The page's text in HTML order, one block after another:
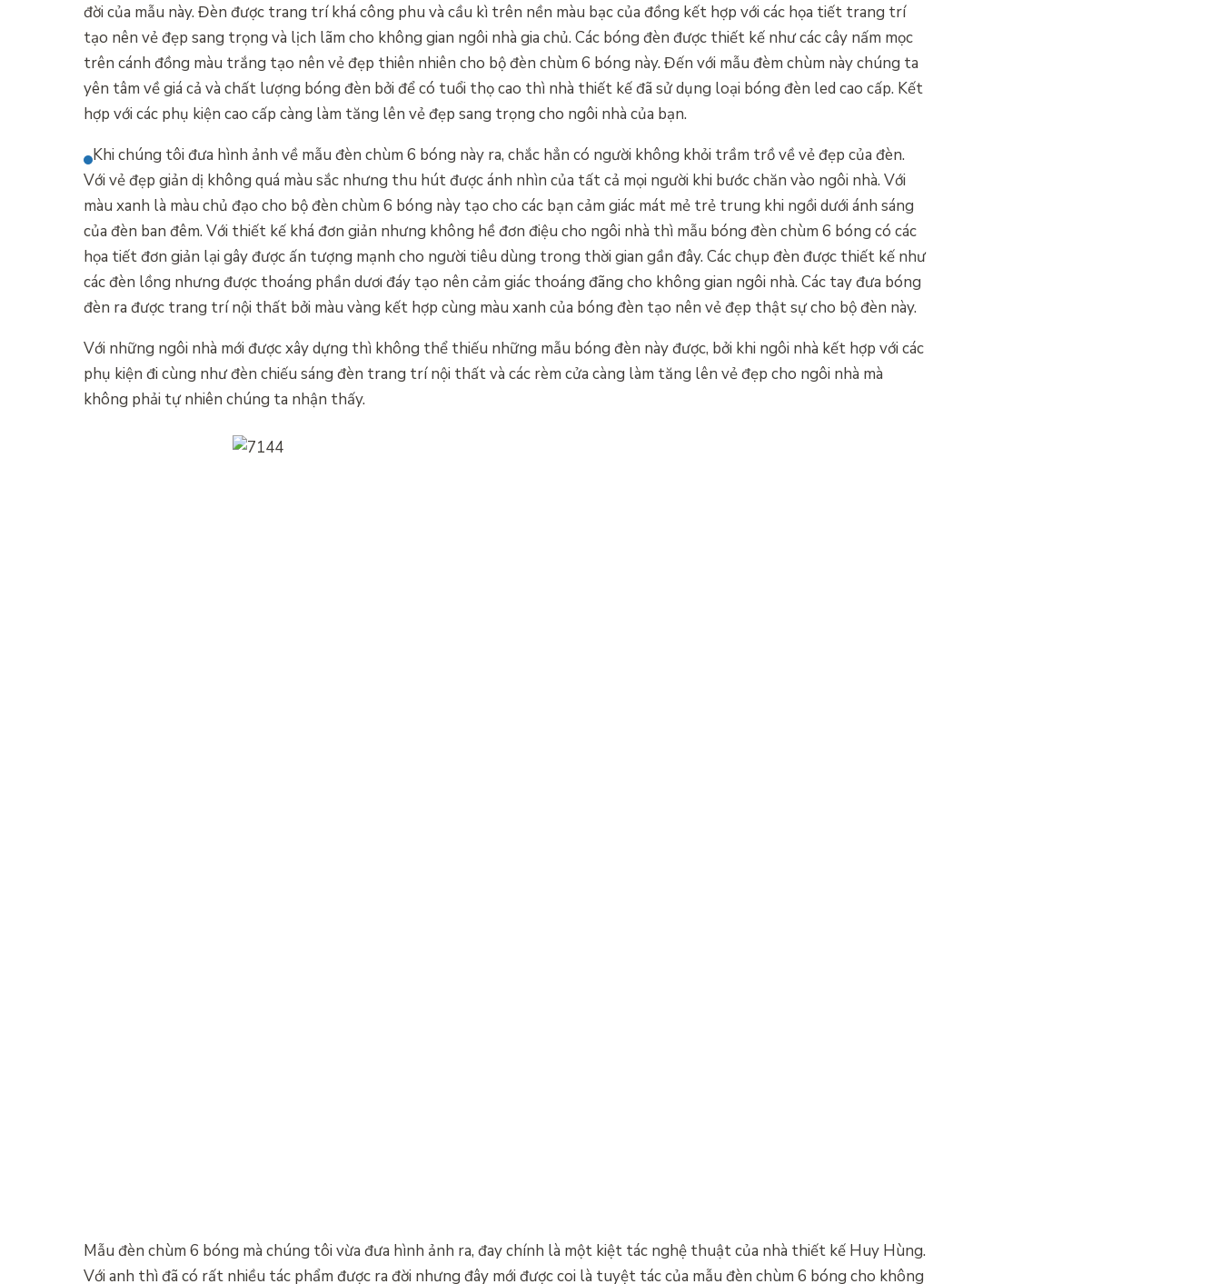
đời của mẫu này. Đèn được trang trí khá công phu và cầu kì trên nền màu bạc của đồng kết hợp với các họa tiết trang trí
tạo nên vẻ đẹp sang trọng và lịch lãm cho không gian ngôi nhà gia chủ. Các bóng đèn được thiết kế như các cây nấm mọc
trên cánh đồng màu trắng tạo nên vẻ đẹp thiên nhiên cho bộ đèn chùm 6 bóng này. Đến với mẫu đèm chùm này chúng ta
yên tâm về giá cả và chất lượng bóng đèn bởi để có tuổi thọ cao thì nhà thiết kế đã sử dụng loại bóng đèn led cao cấp. Kết
hợp với các phụ kiện cao cấp càng làm tăng lên vẻ đẹp sang trọng cho ngôi nhà của bạn.
Khi chúng tôi đưa hình ảnh về mẫu đèn chùm 6 bóng này ra, chắc hẳn có người không khỏi trầm trồ về vẻ đẹp của đèn.
Với vẻ đẹp giản dị không quá màu sắc nhưng thu hút được ánh nhìn của tất cả mọi người khi bước chăn vào ngôi nhà. Với
màu xanh là màu chủ đạo cho bộ đèn chùm 6 bóng này tạo cho các bạn cảm giác mát mẻ trẻ trung khi ngồi dưới ánh sáng
của đèn ban đêm. Với thiết kế khá đơn giản nhưng không hề đơn điệu cho ngôi nhà thì mẫu bóng đèn chùm 6 bóng có các
họa tiết đơn giản lại gây được ấn tượng mạnh cho người tiêu dùng trong thời gian gần đây. Các chụp đèn được thiết kế như
các đèn lồng nhưng được thoáng phần dươi đáy tạo nên cảm giác thoáng đãng cho không gian ngôi nhà. Các tay đưa bóng
đèn ra được trang trí nội thất bởi màu vàng kết hợp cùng màu xanh của bóng đèn tạo nên vẻ đẹp thật sự cho bộ đèn này.
Với những ngôi nhà mới được xây dựng thì không thể thiếu những mẫu bóng đèn này được, bởi khi ngôi nhà kết hợp với các
phụ kiện đi cùng như đèn chiếu sáng đèn trang trí nội thất và các rèm cửa càng làm tăng lên vẻ đẹp cho ngôi nhà mà
không phải tự nhiên chúng ta nhận thấy.
Mẫu đèn chùm 6 bóng mà chúng tôi vừa đưa hình ảnh ra, đay chính là một kiệt tác nghệ thuật của nhà thiết kế Huy Hùng.
Với anh thì đã có rất nhiều tác phẩm được ra đời nhưng đây mới được coi là tuyệt tác của mẫu đèn chùm 6 bóng cho không